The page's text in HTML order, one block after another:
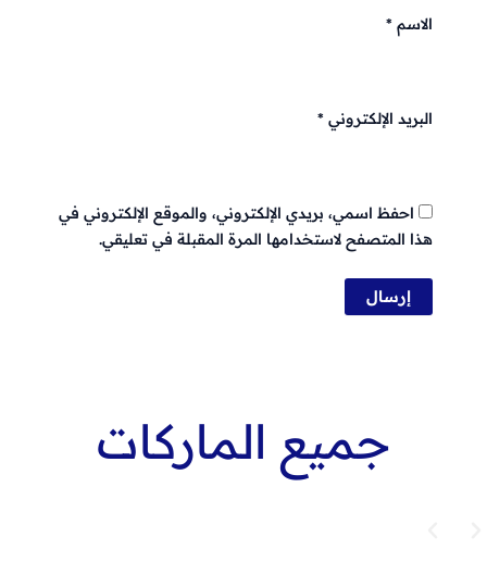
الاسم *
البريد الإلكتروني *
احفظ اسمي، بريدي الإلكتروني، والموقع الإلكتروني في
هذا المتصفح لاستخدامها المرة المقبلة في تعليقي.
جميع الماركات